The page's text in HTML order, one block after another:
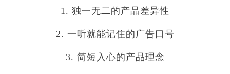
1. 独一无二的产品差异性
2. 一听就能记住的广告口号
3. 简短入心的产品理念